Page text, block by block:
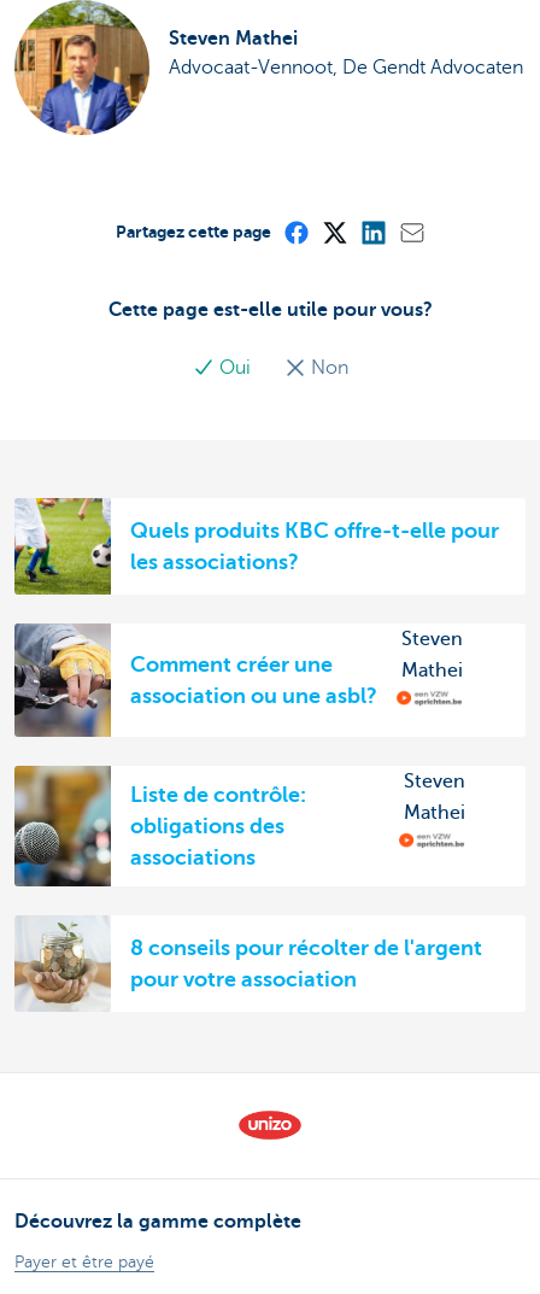
Steven Mathei
Advocaat-Vennoot, De Gendt Advocaten
Cette page est-elle utile pour vous?
Oui Non
Partagez cette page
Quels produits KBC offre-t-elle pour
les associations?
Comment créer une
association ou une asbl?
Steven
Mathei
Liste de contrôle:
obligations des
associations
Steven
Mathei
8 conseils pour récolter de l'argent
pour votre association
Découvrez la gamme complète
Payer et être payé